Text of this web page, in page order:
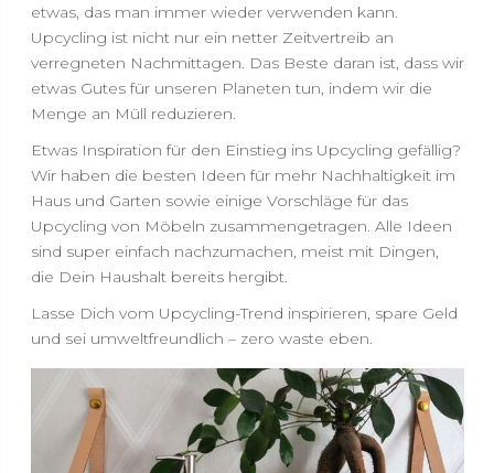
etwas, das man immer wieder verwenden kann.
Upcycling ist nicht nur ein netter Zeitvertreib an
verregneten Nachmittagen. Das Beste daran ist, dass wir
etwas Gutes für unseren Planeten tun, indem wir die
Menge an Müll reduzieren.
Etwas Inspiration für den Einstieg ins Upcycling gefällig?
Wir haben die besten Ideen für mehr Nachhaltigkeit im
Haus und Garten sowie einige Vorschläge für das
Upcycling von Möbeln zusammengetragen. Alle Ideen
sind super einfach nachzumachen, meist mit Dingen,
die Dein Haushalt bereits hergibt.
Lasse Dich vom Upcycling-Trend inspirieren, spare Geld
und sei umweltfreundlich – zero waste eben.